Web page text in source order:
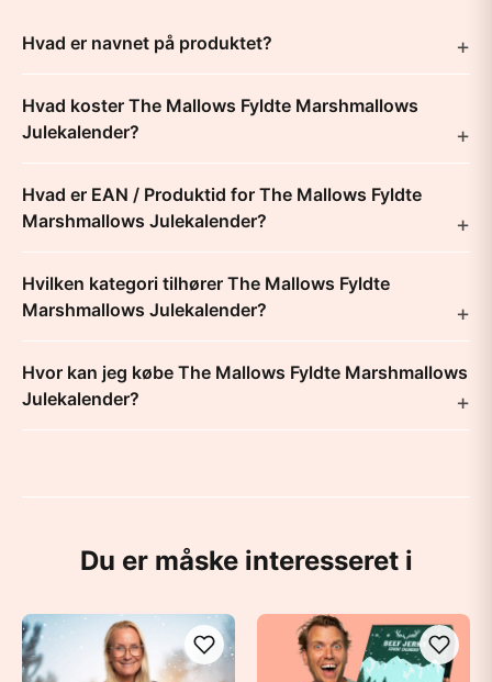
Hvad er navnet på produktet?
Hvad koster The Mallows Fyldte Marshmallows
Julekalender?
Hvad er EAN / Produktid for The Mallows Fyldte
Marshmallows Julekalender?
Hvilken kategori tilhører The Mallows Fyldte
Marshmallows Julekalender?
Hvor kan jeg købe The Mallows Fyldte Marshmallows
Julekalender?
Du er måske interesseret i